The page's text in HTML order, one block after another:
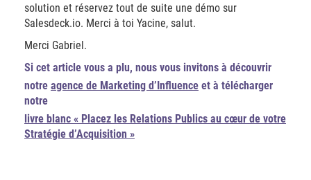
solution et réservez tout de suite une démo sur
Salesdeck.io. Merci à toi Yacine, salut.
Merci Gabriel.
Si cet article vous a plu, nous vous invitons à découvrir
notre agence de Marketing d’Influence et à télécharger
notre
livre blanc « Placez les Relations Publics au cœur de votre
Stratégie d’Acquisition »